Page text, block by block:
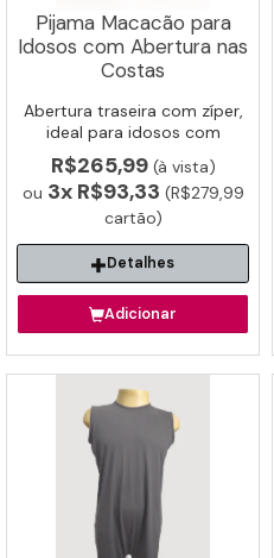
Pijama Macacão para
Idosos com Abertura nas
Costas
Abertura traseira com zíper,
ideal para idosos com
demência.
R$265,99(à vista)
ou 3x R$93,33 (R$279,99
cartão)